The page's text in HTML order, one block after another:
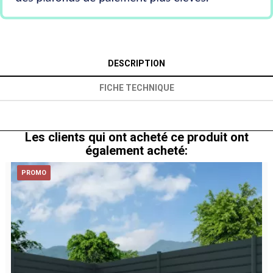
DESCRIPTION
FICHE TECHNIQUE
Les clients qui ont acheté ce produit ont
également acheté:
PROMO